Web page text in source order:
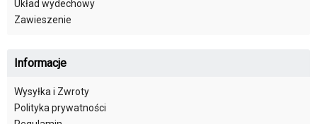
Układ wydechowy
Zawieszenie
Informacje
Wysyłka i Zwroty
Polityka prywatności